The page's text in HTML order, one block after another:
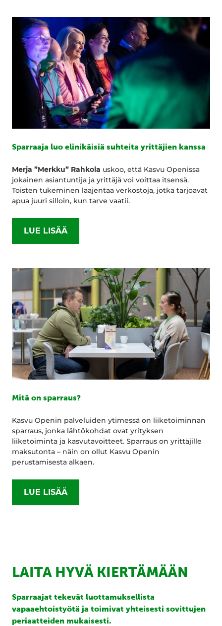
Sparraaja luo elinikäisiä suhteita yrittäjien kanssa
Merja ”Merkku” Rahkola uskoo, että Kasvu Openissa
jokainen asiantuntija ja yrittäjä voi voittaa itsensä.
Toisten tukeminen laajentaa verkostoja, jotka tarjoavat
apua juuri silloin, kun tarve vaatii.
LUE LISÄÄ
Mitä on sparraus?
Kasvu Openin palveluiden ytimessä on liiketoiminnan
sparraus, jonka lähtökohdat ovat yrityksen
liiketoiminta ja kasvutavoitteet. Sparraus on yrittäjille
maksutonta – näin on ollut Kasvu Openin
perustamisesta alkaen.
LUE LISÄÄ
LAITA HYVÄ KIERTÄMÄÄN
Sparraajat tekevät luottamuksellista
vapaaehtoistyötä ja toimivat yhteisesti sovittujen
periaatteiden mukaisesti.